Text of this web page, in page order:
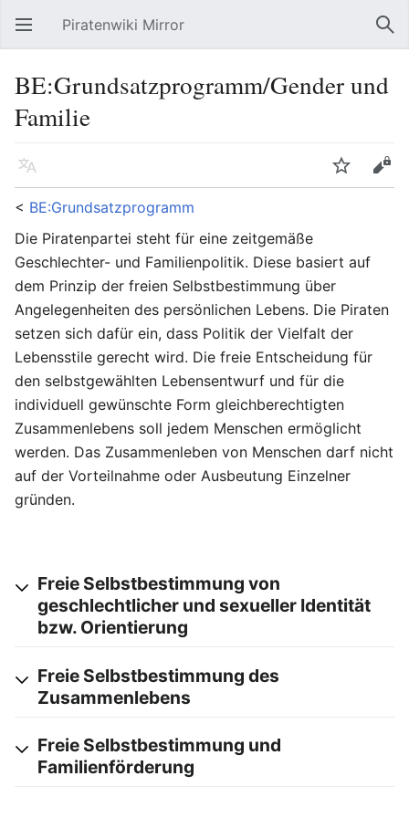
Hauptmenü öffnen Piratenwiki Mirror
BE:Grundsatzprogramm/Gender und
Familie
Sprache Beobachten
Bearbeiten
< BE:Grundsatzprogramm
Die Piratenpartei steht für eine zeitgemäße
Geschlechter- und Familienpolitik. Diese basiert auf
dem Prinzip der freien Selbstbestimmung über
Angelegenheiten des persönlichen Lebens. Die Piraten
setzen sich dafür ein, dass Politik der Vielfalt der
Lebensstile gerecht wird. Die freie Entscheidung für
den selbstgewählten Lebensentwurf und für die
individuell gewünschte Form gleichberechtigten
Zusammenlebens soll jedem Menschen ermöglicht
werden. Das Zusammenleben von Menschen darf nicht
auf der Vorteilnahme oder Ausbeutung Einzelner
gründen.
Freie Selbstbestimmung von
geschlechtlicher und sexueller Identität
bzw. Orientierung
Freie Selbstbestimmung des
Zusammenlebens
Freie Selbstbestimmung und
Familienförderung